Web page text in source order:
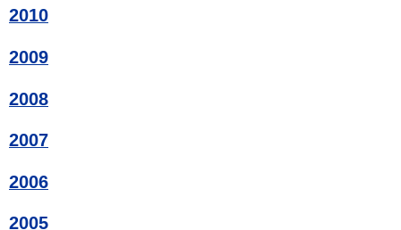
2010
2009
2008
2007
2006
2005